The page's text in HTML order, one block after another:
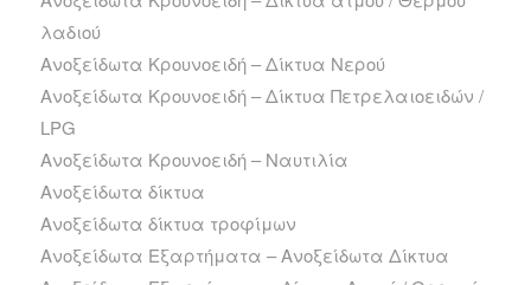
λαδιού
Ανοξείδωτα Kρουνοειδή – Δίκτυα Νερού
Ανοξείδωτα Kρουνοειδή – Δίκτυα Πετρελαιοειδών /
LPG
Ανοξείδωτα Kρουνοειδή – Ναυτιλία
Ανοξείδωτα δίκτυα
Ανοξείδωτα δίκτυα τροφίμων
Ανοξείδωτα Εξαρτήματα – Ανοξείδωτα Δίκτυα